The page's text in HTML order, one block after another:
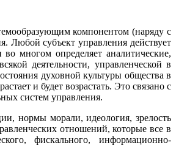
компонентом (наряду с
Любой субъект управления действует
многом определяет аналитические,
деятельности, управленческой в
духовной культуры общества в
и будет возрастать. Это связано с
систем управления.
нормы морали, идеология, зрелость
отношений, которые все в
фискального, информационно-